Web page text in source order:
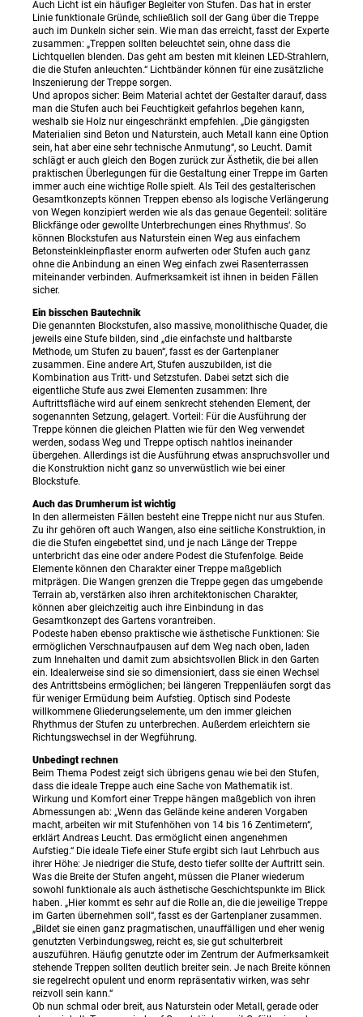
Auch Licht ist ein häufiger Begleiter von Stufen. Das hat in erster
Linie funktionale Gründe, schließlich soll der Gang über die Treppe
auch im Dunkeln sicher sein. Wie man das erreicht, fasst der Experte
zusammen: „Treppen sollten beleuchtet sein, ohne dass die
Lichtquellen blenden. Das geht am besten mit kleinen LED-Strahlern,
die die Stufen anleuchten.“ Lichtbänder können für eine zusätzliche
Inszenierung der Treppe sorgen.
Und apropos sicher: Beim Material achtet der Gestalter darauf, dass
man die Stufen auch bei Feuchtigkeit gefahrlos begehen kann,
weshalb sie Holz nur eingeschränkt empfehlen. „Die gängigsten
Materialien sind Beton und Naturstein, auch Metall kann eine Option
sein, hat aber eine sehr technische Anmutung“, so Leucht. Damit
schlägt er auch gleich den Bogen zurück zur Ästhetik, die bei allen
praktischen Überlegungen für die Gestaltung einer Treppe im Garten
immer auch eine wichtige Rolle spielt. Als Teil des gestalterischen
Gesamtkonzepts können Treppen ebenso als logische Verlängerung
von Wegen konzipiert werden wie als das genaue Gegenteil: solitäre
Blickfänge oder gewollte Unterbrechungen eines Rhythmus‘. So
können Blockstufen aus Naturstein einen Weg aus einfachem
Betonsteinkleinpflaster enorm aufwerten oder Stufen auch ganz
ohne die Anbindung an einen Weg einfach zwei Rasenterrassen
miteinander verbinden. Aufmerksamkeit ist ihnen in beiden Fällen
sicher.
Ein bisschen Bautechnik
Die genannten Blockstufen, also massive, monolithische Quader, die
jeweils eine Stufe bilden, sind „die einfachste und haltbarste
Methode, um Stufen zu bauen“, fasst es der Gartenplaner
zusammen. Eine andere Art, Stufen auszubilden, ist die
Kombination aus Tritt- und Setzstufen. Dabei setzt sich die
eigentliche Stufe aus zwei Elementen zusammen: Ihre
Auftrittsfläche wird auf einem senkrecht stehenden Element, der
sogenannten Setzung, gelagert. Vorteil: Für die Ausführung der
Treppe können die gleichen Platten wie für den Weg verwendet
werden, sodass Weg und Treppe optisch nahtlos ineinander
übergehen. Allerdings ist die Ausführung etwas anspruchsvoller und
die Konstruktion nicht ganz so unverwüstlich wie bei einer
Blockstufe.
Auch das Drumherum ist wichtig
In den allermeisten Fällen besteht eine Treppe nicht nur aus Stufen.
Zu ihr gehören oft auch Wangen, also eine seitliche Konstruktion, in
die die Stufen eingebettet sind, und je nach Länge der Treppe
unterbricht das eine oder andere Podest die Stufenfolge. Beide
Elemente können den Charakter einer Treppe maßgeblich
mitprägen. Die Wangen grenzen die Treppe gegen das umgebende
Terrain ab, verstärken also ihren architektonischen Charakter,
können aber gleichzeitig auch ihre Einbindung in das
Gesamtkonzept des Gartens vorantreiben.
Podeste haben ebenso praktische wie ästhetische Funktionen: Sie
ermöglichen Verschnaufpausen auf dem Weg nach oben, laden
zum Innehalten und damit zum absichtsvollen Blick in den Garten
ein. Idealerweise sind sie so dimensioniert, dass sie einen Wechsel
des Antrittsbeins ermöglichen; bei längeren Treppenläufen sorgt das
für weniger Ermüdung beim Aufstieg. Optisch sind Podeste
willkommene Gliederungselemente, um den immer gleichen
Rhythmus der Stufen zu unterbrechen. Außerdem erleichtern sie
Richtungswechsel in der Wegführung.
Unbedingt rechnen
Beim Thema Podest zeigt sich übrigens genau wie bei den Stufen,
dass die ideale Treppe auch eine Sache von Mathematik ist.
Wirkung und Komfort einer Treppe hängen maßgeblich von ihren
Abmessungen ab: „Wenn das Gelände keine anderen Vorgaben
macht, arbeiten wir mit Stufenhöhen von 14 bis 16 Zentimetern“,
erklärt Andreas Leucht. Das ermöglicht einen angenehmen
Aufstieg.“ Die ideale Tiefe einer Stufe ergibt sich laut Lehrbuch aus
ihrer Höhe: Je niedriger die Stufe, desto tiefer sollte der Auftritt sein.
Was die Breite der Stufen angeht, müssen die Planer wiederum
sowohl funktionale als auch ästhetische Geschichtspunkte im Blick
haben. „Hier kommt es sehr auf die Rolle an, die die jeweilige Treppe
im Garten übernehmen soll“, fasst es der Gartenplaner zusammen.
„Bildet sie einen ganz pragmatischen, unauffälligen und eher wenig
genutzten Verbindungsweg, reicht es, sie gut schulterbreit
auszuführen. Häufig genutzte oder im Zentrum der Aufmerksamkeit
stehende Treppen sollten deutlich breiter sein. Je nach Breite können
sie regelrecht opulent und enorm repräsentativ wirken, was sehr
reizvoll sein kann.“
Ob nun schmal oder breit, aus Naturstein oder Metall, gerade oder